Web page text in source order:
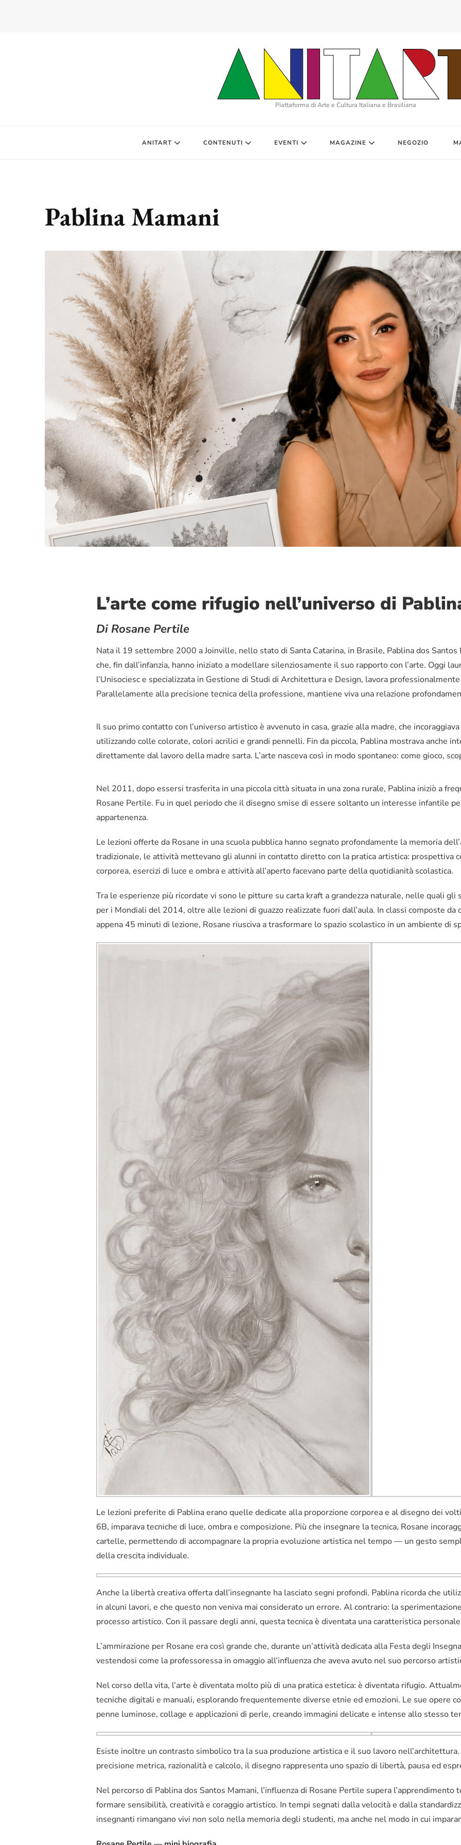
Piattaforma di Arte e Cultura Italiana e Brasiliana
ANITART CONTENUTI EVENTI MAGAZINE NEGOZIO
Pablina Mamani
L’arte come rifugio nell’universo di
Di Rosane Pertile
Nata il 19 settembre 2000 a Joinville, nello stato di Santa Catarina, in Brasile, Pablina dos
che, fin dall’infanzia, hanno iniziato a modellare silenziosamente il suo rapporto con l’arte. Oggi
l’Unisociesc e specializzata in Gestione di Studi di Architettura e Design, lavora
Parallelamente alla precisione tecnica della professione, mantiene viva una relazione
Il suo primo contatto con l’universo artistico è avvenuto in casa, grazie alla madre, che
utilizzando colle colorate, colori acrilici e grandi pennelli. Fin da piccola, Pablina mostrava anche
direttamente dal lavoro della madre sarta. L’arte nasceva così in modo spontaneo: come gioco,
Nel 2011, dopo essersi trasferita in una piccola città situata in una zona rurale, Pablina iniziò a
Rosane Pertile. Fu in quel periodo che il disegno smise di essere soltanto un interesse infantile
appartenenza.
Le lezioni offerte da Rosane in una scuola pubblica hanno segnato profondamente la memoria
tradizionale, le attività mettevano gli alunni in contatto diretto con la pratica artistica: prospettiva
corporea, esercizi di luce e ombra e attività all’aperto facevano parte della quotidianità scolastica.
Tra le esperienze più ricordate vi sono le pitture su carta kraft a grandezza naturale, nelle quali
per i Mondiali del 2014, oltre alle lezioni di guazzo realizzate fuori dall’aula. In classi composte da
appena 45 minuti di lezione, Rosane riusciva a trasformare lo spazio scolastico in un ambiente di
Le lezioni preferite di Pablina erano quelle dedicate alla proporzione corporea e al disegno dei
6B, imparava tecniche di luce, ombra e composizione. Più che insegnare la tecnica, Rosane
cartelle, permettendo di accompagnare la propria evoluzione artistica nel tempo — un gesto
della crescita individuale.
Anche la libertà creativa offerta dall’insegnante ha lasciato segni profondi. Pablina ricorda che
in alcuni lavori, e che questo non veniva mai considerato un errore. Al contrario: la
processo artistico. Con il passare degli anni, questa tecnica è diventata una caratteristica
L’ammirazione per Rosane era così grande che, durante un’attività dedicata alla Festa degli
vestendosi come la professoressa in omaggio all’influenza che aveva avuto nel suo percorso
Nel corso della vita, l’arte è diventata molto più di una pratica estetica: è diventata rifugio.
tecniche digitali e manuali, esplorando frequentemente diverse etnie ed emozioni. Le sue opere
penne luminose, collage e applicazioni di perle, creando immagini delicate e intense allo stesso
Esiste inoltre un contrasto simbolico tra la sua produzione artistica e il suo lavoro
precisione metrica, razionalità e calcolo, il disegno rappresenta uno spazio di libertà, pausa ed
Nel percorso di Pablina dos Santos Mamani, l’influenza di Rosane Pertile supera l’apprendimento
formare sensibilità, creatività e coraggio artistico. In tempi segnati dalla velocità e dalla
insegnanti rimangano vivi non solo nella memoria degli studenti, ma anche nel modo in cui